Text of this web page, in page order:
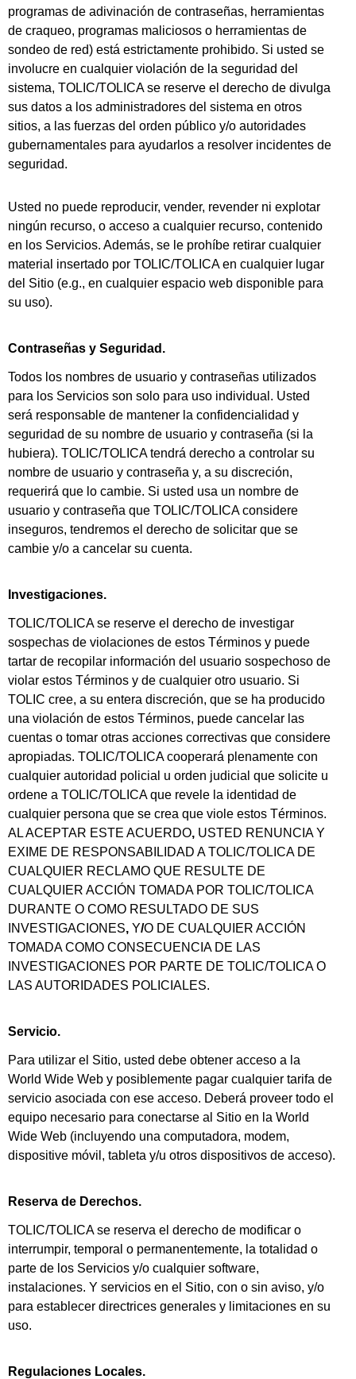
programas de adivinación de contraseñas, herramientas
de craqueo, programas maliciosos o herramientas de
sondeo de red) está estrictamente prohibido. Si usted se
involucre en cualquier violación de la seguridad del
sistema, TOLIC/TOLICA se reserve el derecho de divulga
sus datos a los administradores del sistema en otros
sitios, a las fuerzas del orden público y/o autoridades
gubernamentales para ayudarlos a resolver incidentes de
seguridad.
Usted no puede reproducir, vender, revender ni explotar
ningún recurso, o acceso a cualquier recurso, contenido
en los Servicios. Además, se le prohíbe retirar cualquier
material insertado por TOLIC/TOLICA en cualquier lugar
del Sitio (e.g., en cualquier espacio web disponible para
su uso).
Contraseñas y Seguridad.
Todos los nombres de usuario y contraseñas utilizados
para los Servicios son solo para uso individual. Usted
será responsable de mantener la confidencialidad y
seguridad de su nombre de usuario y contraseña (si la
hubiera). TOLIC/TOLICA tendrá derecho a controlar su
nombre de usuario y contraseña y, a su discreción,
requerirá que lo cambie. Si usted usa un nombre de
usuario y contraseña que TOLIC/TOLICA considere
inseguros, tendremos el derecho de solicitar que se
cambie y/o a cancelar su cuenta.
Investigaciones.
TOLIC/TOLICA se reserve el derecho de investigar
sospechas de violaciones de estos Términos y puede
tartar de recopilar información del usuario sospechoso de
violar estos Términos y de cualquier otro usuario. Si
TOLIC cree, a su entera discreción, que se ha producido
una violación de estos Términos, puede cancelar las
cuentas o tomar otras acciones correctivas que considere
apropiadas. TOLIC/TOLICA cooperará plenamente con
cualquier autoridad policial u orden judicial que solicite u
ordene a TOLIC/TOLICA que revele la identidad de
cualquier persona que se crea que viole estos Términos.
AL ACEPTAR ESTE ACUERDO, USTED RENUNCIA Y
EXIME DE RESPONSABILIDAD A TOLIC/TOLICA DE
CUALQUIER RECLAMO QUE RESULTE DE
CUALQUIER ACCIÓN TOMADA POR TOLIC/TOLICA
DURANTE O COMO RESULTADO DE SUS
INVESTIGACIONES, Y/O DE CUALQUIER ACCIÓN
TOMADA COMO CONSECUENCIA DE LAS
INVESTIGACIONES POR PARTE DE TOLIC/TOLICA O
LAS AUTORIDADES POLICIALES.
Servicio.
Para utilizar el Sitio, usted debe obtener acceso a la
World Wide Web y posiblemente pagar cualquier tarifa de
servicio asociada con ese acceso. Deberá proveer todo el
equipo necesario para conectarse al Sitio en la World
Wide Web (incluyendo una computadora, modem,
dispositive móvil, tableta y/u otros dispositivos de acceso).
Reserva de Derechos.
TOLIC/TOLICA se reserva el derecho de modificar o
interrumpir, temporal o permanentemente, la totalidad o
parte de los Servicios y/o cualquier software,
instalaciones. Y servicios en el Sitio, con o sin aviso, y/o
para establecer directrices generales y limitaciones en su
uso.
Regulaciones Locales.